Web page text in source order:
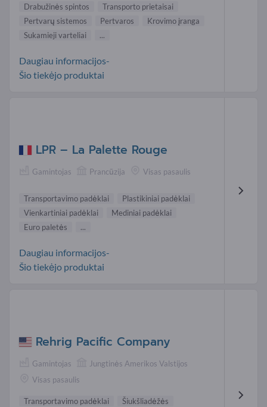
Drabužinės spintos
Transporto prietaisai
Pertvarų sistemos
Pertvaros
Krovimo įranga
Sukamieji varteliai
...
Daugiau informacijos-
Šio tiekėjo produktai
LPR – La Palette Rouge
Gamintojas Prancūzija Visas pasaulis
Transportavimo padėklai
Plastikiniai padėklai
Vienkartiniai padėklai
Mediniai padėklai
Euro paletės
...
Daugiau informacijos-
Šio tiekėjo produktai
Rehrig Pacific Company
Gamintojas
Jungtinės Amerikos Valstijos
Visas pasaulis
Transportavimo padėklai
Šiukšliadėžės